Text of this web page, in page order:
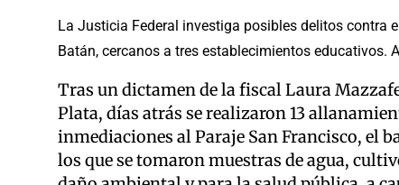
La Justicia Federal investiga posibles delitos contra
Batán, cercanos a tres establecimientos educativos.
Tras un dictamen de la fiscal Laura
Plata, días atrás se realizaron 13
inmediaciones al Paraje San Francisco, el
los que se tomaron muestras de agua,